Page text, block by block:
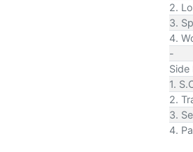
2.
3.
4.
-
Side
1.
2.
3.
4.